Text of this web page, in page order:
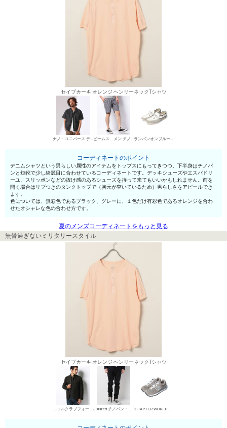
セイブカーキ オレンジ ヘンリーネックTシャツ
ナノ・ユニバース デニムシャツ ビームス メン チノパン・綿パン ランバンオンブルー（メンズシューズ） デッキシューズ
コーディネートのポイント
デニムシャツという男らしい属性のアイテムをトップスにもってきつつ、下半身はチノパ
ンと短靴で少し綺麗目に合わせているコーディネートです。デッキシューズやエスパドリ
ーユ、スリッポンなどの抜け感のあるシューズを持って来てもいいかもしれません。前を
開く場合はリブつきのタンクトップで（胸元が空いているため）男らしさをアピールでき
ます。
色については、無彩色であるブラック、グレーに、１色だけ有彩色であるオレンジを合わ
せたオシャレな色の合わせ方です。
夏のメンズコーディネートをもっと見る
無骨過ぎないミリタリースタイル
セイブカーキ オレンジ ヘンリーネックTシャツ
ニコルクラブフォーメン M-65 JUNred チノパン・綿パン CHAPTER WORLD ローカットスニーカー